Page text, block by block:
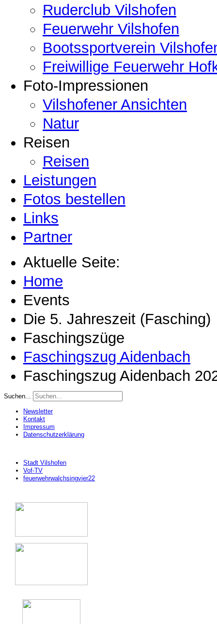
Ruderclub Vilshofen
Feuerwehr Vilshofen
Bootssportverein
Freiwillige Feuerwehr
Foto-Impressionen
Vilshofener Ansichten
Natur
Reisen
Reisen
Leistungen
Fotos bestellen
Links
Partner
Aktuelle Seite:
Home
Events
Die 5. Jahreszeit (Fasching)
Faschingszüge
Faschingszug Aidenbach
Faschingszug Aidenbach
Suchen...
Newsletter
Kontakt
Impressum
Datenschutzerklärung
Stadt Vilshofen
Vof-TV
feuerwehrwalchsingvier22